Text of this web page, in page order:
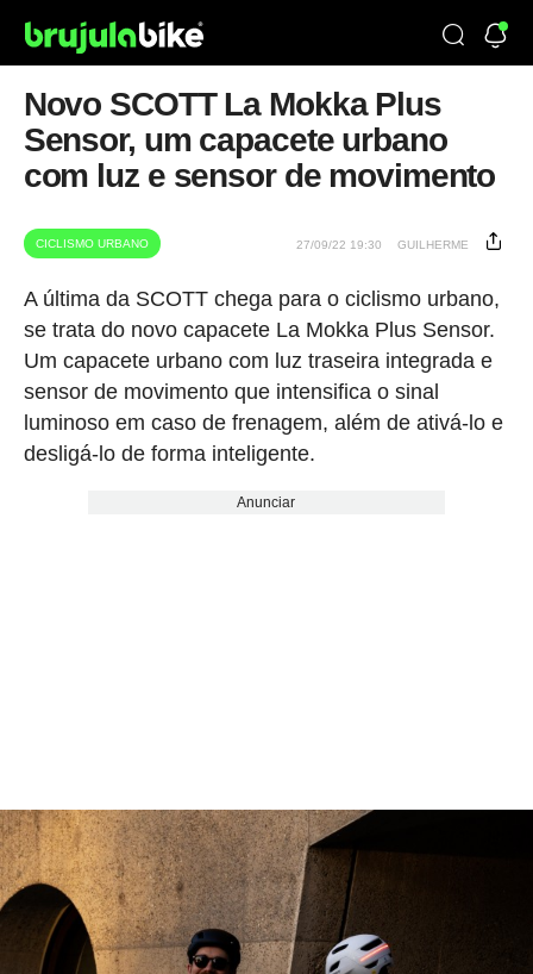
Novo SCOTT La Mokka Plus
Sensor, um capacete urbano
com luz e sensor de movimento
CICLISMO URBANO 27/09/22 19:30 GUILHERME
A última da SCOTT chega para o ciclismo urbano,
se trata do novo capacete La Mokka Plus Sensor.
Um capacete urbano com luz traseira integrada e
sensor de movimento que intensifica o sinal
luminoso em caso de frenagem, além de ativá-lo e
desligá-lo de forma inteligente.
Anunciar